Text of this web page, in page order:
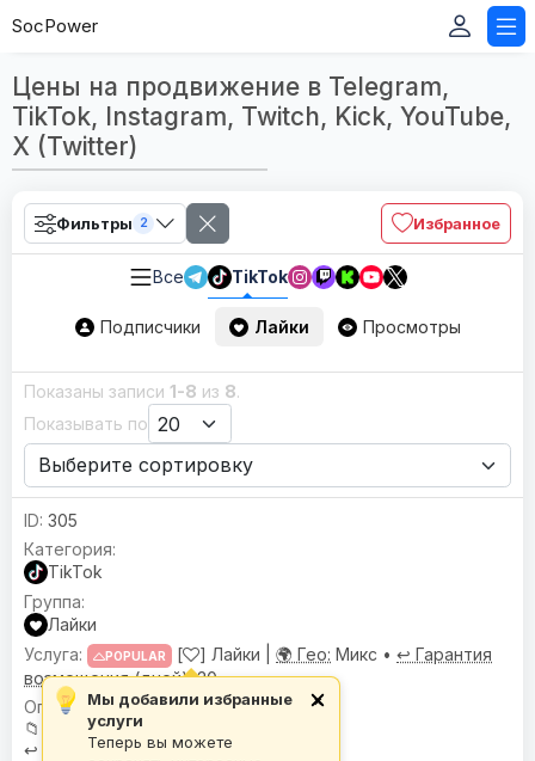
SocPower
Цены на продвижение в Telegram,
TikTok, Instagram, Twitch, Kick, YouTube,
X (Twitter)
Фильтры 2 Избранное
Все TikTok
Подписчики Лайки Просмотры
Показаны записи 1-8 из 8.
Показывать по
305
TikTok
Лайки
POPULAR [ ] Лайки | 🌍 Гео: Микс • ↩️ Гарантия
возмещения (дней):30
🌍География: Микс
📁
: I-BASE
↩️
Гарантия возмещения (дней)
Мы добавили избранные
услуги
Теперь вы можете
×